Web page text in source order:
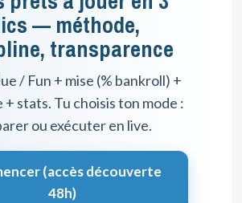
— méthode,
transparence
/ Fun + mise (% bankroll) +
stats. Tu choisis ton mode :
ou exécuter en live.
(accès découverte
48h)